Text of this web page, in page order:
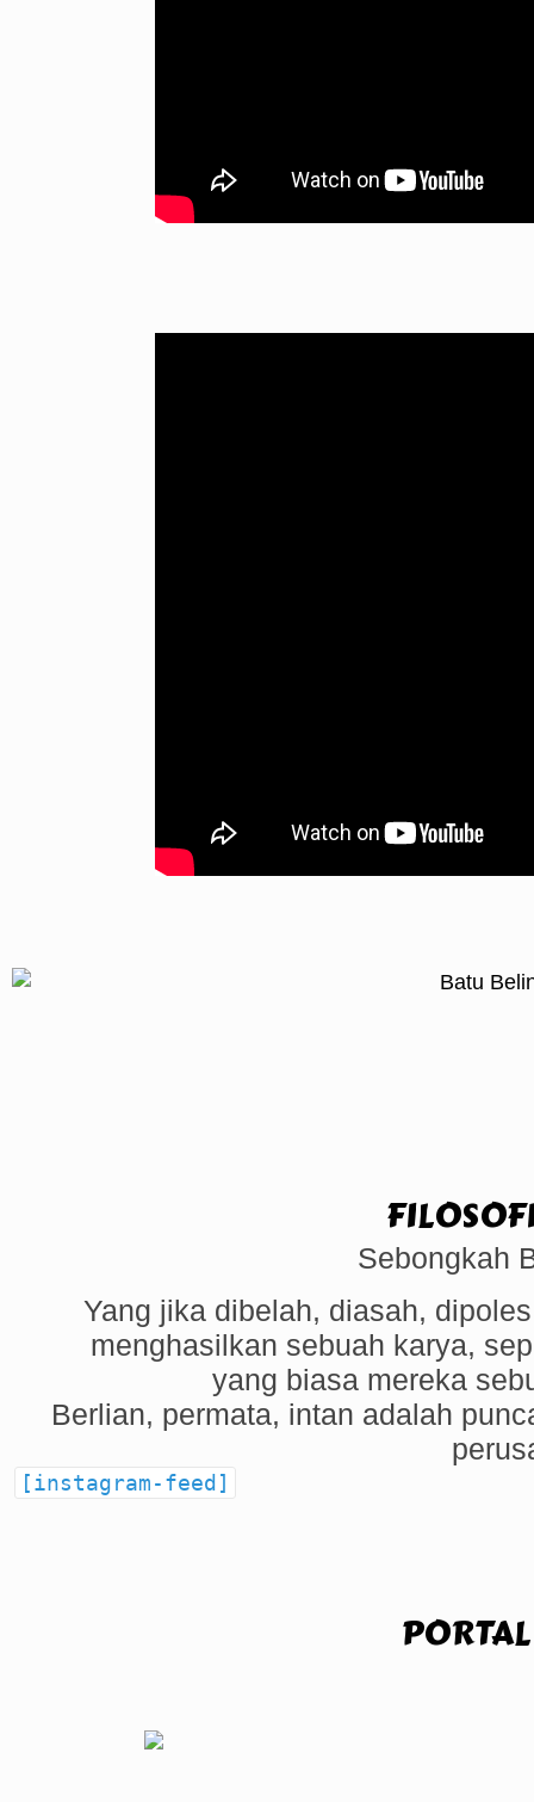
Sebongkah
Yang jika dibelah, diasah,
menghasilkan sebuah karya,
yang biasa mereka
Berlian, permata, intan adalah
[instagram-feed]